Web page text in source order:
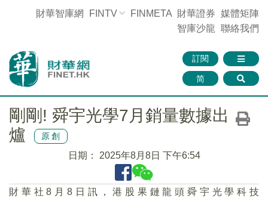
財華智庫網 FINTV FINMETA 財華證券 媒體矩陣
智庫沙龍 聯絡我們
訂閱
简
剛剛! 舜宇光學7月銷量數據出
爐
原創
日期： 2025年8月8日 下午6:54
財華社8月8日訊，港股果鏈龍頭舜宇光學科技